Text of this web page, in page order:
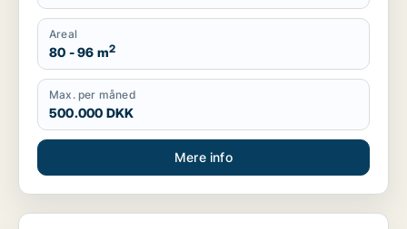
Areal
80 - 96 m2
Max. per måned
500.000 DKK
Mere info